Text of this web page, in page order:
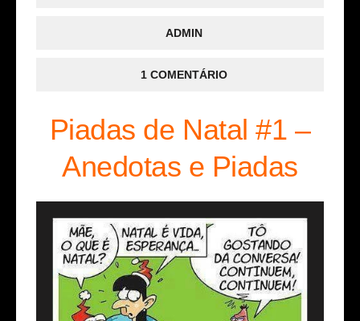
ADMIN
1 COMENTÁRIO
Piadas de Natal #1 –
Anedotas e Piadas